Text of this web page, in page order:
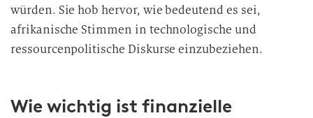
würden. Sie hob hervor, wie bedeutend es sei,
afrikanische Stimmen in technologische und
ressourcenpolitische Diskurse einzubeziehen.
Wie wichtig ist finanzielle